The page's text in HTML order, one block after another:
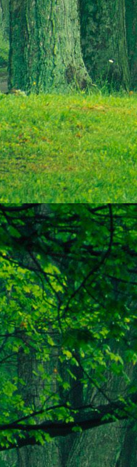
S ha csak olyan alapokra építene, ami
Akkor voltaképpen meg kellene ölnie
21. hét
Érzem, hogy egy külső termékenyítő
Megerősödve ad át önmagamnak
S érzem, hogy a csíra érlelődik,
És a sejtelem fénnyel telítve
Saját Énem erőihez bennem.
22. hét
A kozmikus messzeségekből fakadó
Nagy erővel bennünk él tovább:
A lélek belső fényévé válik,
És szellemi mélységekbe világít,
Hogy hozzon olyan gyümölcsöket,
Melyek a kozmikus Énből idővel
Emberi Énné érlelődnek.
23. hét
Ím, ősziesre fordul
Az érzékek ingerlő törekvése.
A fény megnyilatkozásába
Belevegyül a komor ködök fátyla.
S én a távoli térségben
Az ősz téli álmát nézem.
A nyár teljesen
Átadta önmagát nekem.
24. hét
Önmagát állandóan újrateremtve
A lélek felismeri önmagát,
S a világszellem működik tovább
Az önismeretben újra
S így az Én-érzék akarati
A lélek sötétjéből lesz megteremtve.
25. hét
Csak most tagozódhat belém
S ragyogva árasztja belső fényem